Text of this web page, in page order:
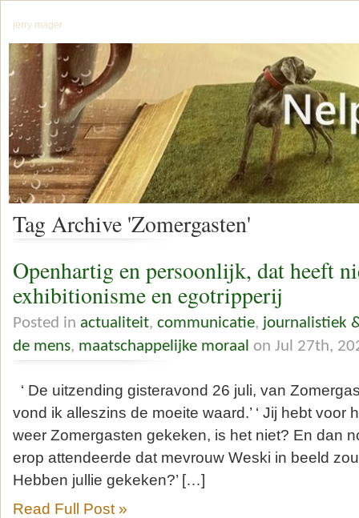
jerry mager
Tag Archive 'Zomergasten'
Openhartig en persoonlijk, dat heeft
exhibitionisme en egotripperij
Posted in actualiteit, communicatie, journalistiek
de mens, maatschappelijke moraal on Jul 27th,
‘ De uitzending gisteravond 26 juli, van
vond ik alleszins de moeite waard.’ ‘ Jij hebt voor
weer Zomergasten gekeken, is het niet? En dan
erop attendeerde dat mevrouw Weski in beeld zou
Hebben jullie gekeken?’ […]
Read Full Post »